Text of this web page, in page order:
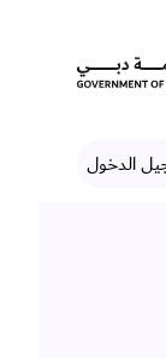
الدخول